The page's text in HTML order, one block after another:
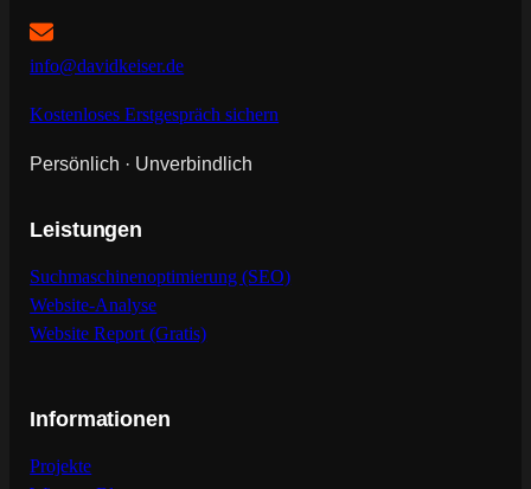
info@davidkeiser.de
Kostenloses Erstgespräch sichern
Persönlich · Unverbindlich
Leistungen
Suchmaschinenoptimierung (SEO)
Website-Analyse
Website Report (Gratis)
Informationen
Projekte